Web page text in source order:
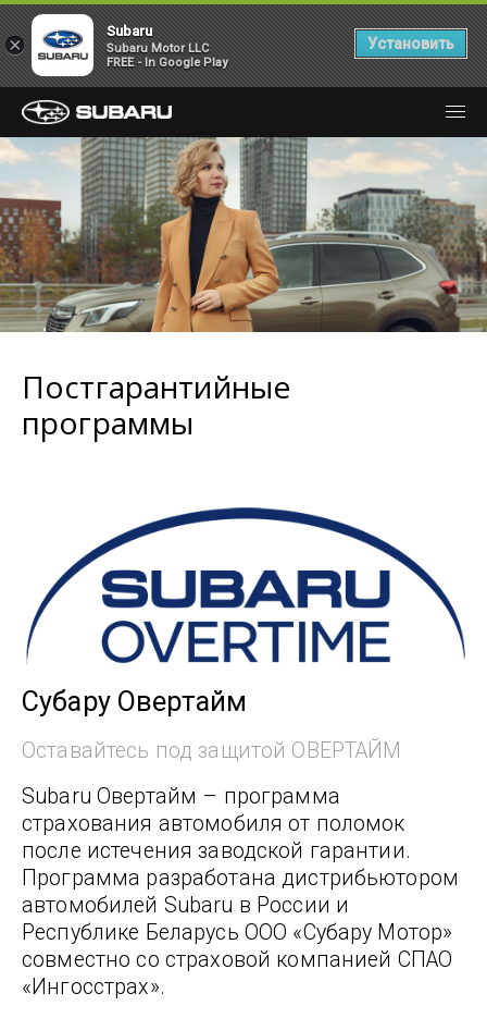
Постгарантийные
программы
Субару Овертайм
Оставайтесь под защитой ОВЕРТАЙМ
Subaru Овертайм – программа
страхования автомобиля от поломок
после истечения заводской гарантии.
Программа разработана дистрибьютором
автомобилей Subaru в России и
Республике Беларусь ООО «Субару Мотор»
совместно со страховой компанией СПАО
«Ингосстрах».
×
Subaru
Subaru Motor LLC
FREE - In Google Play
Установить